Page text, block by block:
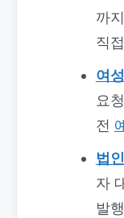
까
직
여성
요
전
법인
자
발